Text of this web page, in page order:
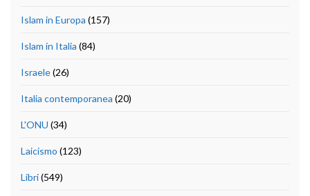
Islam in Europa (157)
Islam in Italia (84)
Israele(26)
Italia contemporanea (20)
L'ONU (34)
Laicismo (123)
Libri(549)